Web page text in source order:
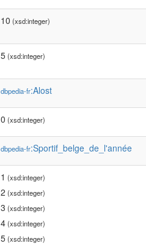
10 (xsd:integer)
5(xsd:integer)
dbpedia-fr:Alost
0 (xsd:integer)
dbpedia-fr:Sportif_belge_de_l'année
1 (xsd:integer)
2 (xsd:integer)
3 (xsd:integer)
4(xsd:integer)
5(xsd:integer)